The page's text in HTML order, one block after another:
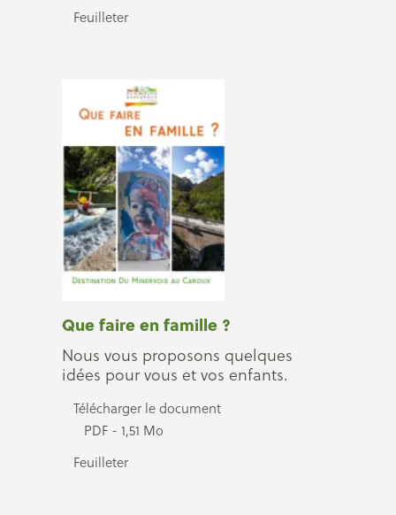
Feuilleter
Que faire en famille ?
Nous vous proposons quelques
idées pour vous et vos enfants.
Télécharger le document
PDF - 1,51 Mo
Feuilleter